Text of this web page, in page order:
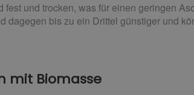
und trocken, was für einen geringen
bis zu ein Drittel günstiger und
mit Biomasse